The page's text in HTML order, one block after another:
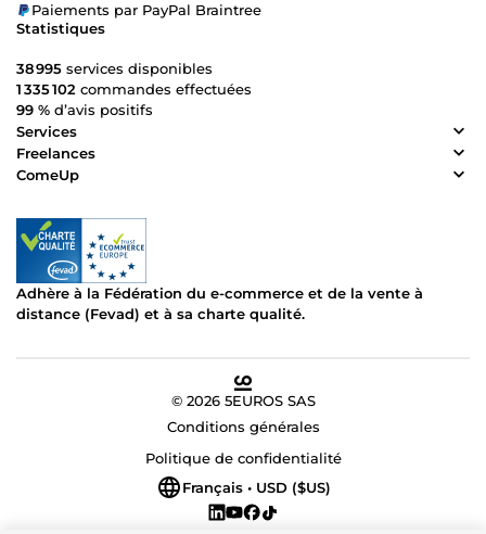
Paiements par PayPal Braintree
Statistiques
38 995 services disponibles
1 335 102 commandes effectuées
99 % d’avis positifs
Services
Freelances
ComeUp
Adhère à la Fédération du e-commerce et de la vente à
distance (Fevad) et à sa charte qualité.
© 2026 5EUROS SAS
Conditions générales
Politique de confidentialité
Français • USD ($US)